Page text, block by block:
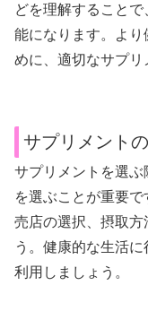
どを理解すること
能になります。よ
めに、適切なサプリ
サプリメント
サプリメントを選
を選ぶことが重要
売店の選択、摂取方
う。健康的な生活
利用しましょう。